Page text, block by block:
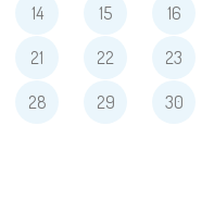
14 15 16
21 22 23
28 29 30